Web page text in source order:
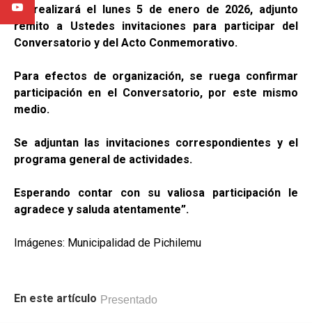
se realizará el lunes 5 de enero de 2026, adjunto
remito a Ustedes invitaciones para participar del
Conversatorio y del Acto Conmemorativo.
Para efectos de organización, se ruega confirmar
participación en el Conversatorio, por este mismo
medio.
Se adjuntan las invitaciones correspondientes y el
programa general de actividades.
Esperando contar con su valiosa participación le
agradece y saluda atentamente”.
Imágenes: Municipalidad de Pichilemu
En este artículo Presentado